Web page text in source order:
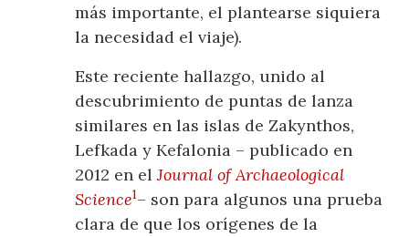
más importante, el plantearse siquiera
la necesidad el viaje).
Este reciente hallazgo, unido al
descubrimiento de puntas de lanza
similares en las islas de Zakynthos,
Lefkada y Kefalonia – publicado en
2012 en elJournal of Archaeological
Science1– son para algunos una prueba
clara de que los orígenes de la